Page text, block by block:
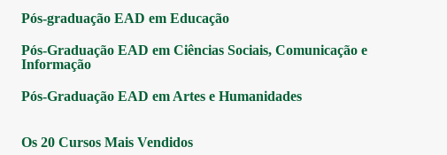
Pós-graduação EAD em Educação
Pós-Graduação EAD em Ciências Sociais, Comunicação e
Informação
Pós-Graduação EAD em Artes e Humanidades
Os 20 Cursos Mais Vendidos